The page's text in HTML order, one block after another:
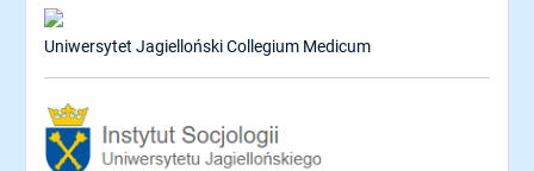
Uniwersytet Jagielloński Collegium Medicum